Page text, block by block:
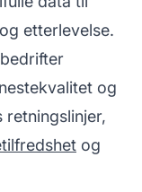
etterlevelse.
og
retningslinjer,
og